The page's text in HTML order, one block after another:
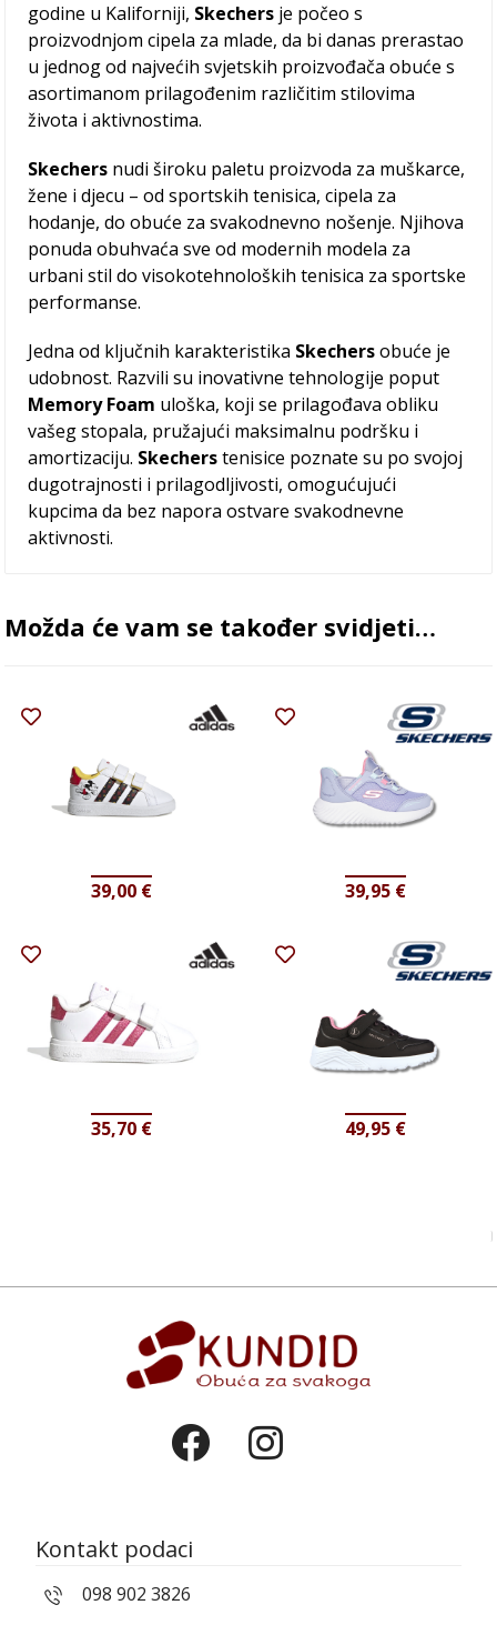
godine u Kaliforniji, Skechers je počeo s
proizvodnjom cipela za mlade, da bi danas prerastao
u jednog od najvećih svjetskih proizvođača obuće s
asortimanom prilagođenim različitim stilovima
života i aktivnostima.
Skechers nudi široku paletu proizvoda za muškarce,
žene i djecu – od sportskih tenisica, cipela za
hodanje, do obuće za svakodnevno nošenje. Njihova
ponuda obuhvaća sve od modernih modela za
urbani stil do visokotehnoloških tenisica za sportske
performanse.
Jedna od ključnih karakteristika Skechersobuće je
udobnost. Razvili su inovativne tehnologije poput
Memory Foam uloška, koji se prilagođava obliku
vašeg stopala, pružajući maksimalnu podršku i
amortizaciju. Skecherstenisice poznate su po svojoj
dugotrajnosti i prilagodljivosti, omogućujući
kupcima da bez napora ostvare svakodnevne
aktivnosti.
Možda će vam se također svidjeti…
39,00 € 39,95 €
35,70 € 49,95 €
Kontakt podaci
098 902 3826